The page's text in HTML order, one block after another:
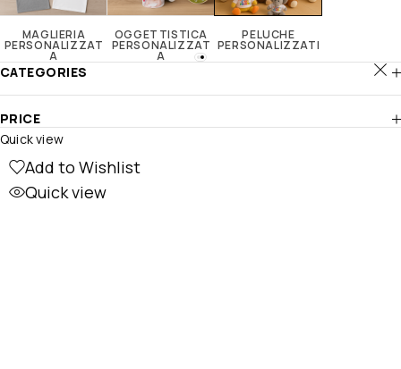
MAGLIERIA
PERSONALIZZAT
A
OGGETTISTICA
PERSONALIZZAT
A
PELUCHE
PERSONALIZZATI
CATEGORIES
PRICE
Add to Wishlist
Quick view
Quick view